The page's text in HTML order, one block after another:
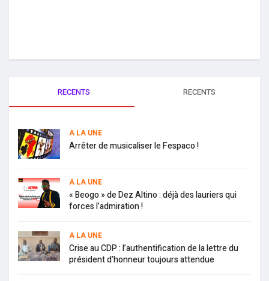
RECENTS RECENTS
A LA UNE
Arrêter de musicaliser le Fespaco !
A LA UNE
« Beogo » de Dez Altino : déjà des lauriers qui
forces l’admiration !
A LA UNE
Crise au CDP : l’authentification de la lettre du
président d’honneur toujours attendue